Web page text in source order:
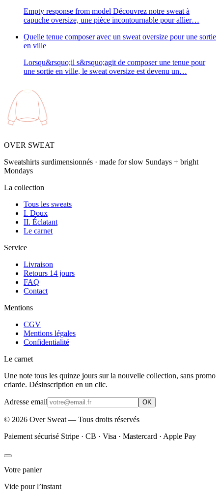
Empty response from model Découvrez notre sweat à
capuche oversize, une pièce incontournable pour allier…
Quelle tenue composer avec un sweat oversize pour une sortie
en ville
Lorsqu&rsquo;il s&rsquo;agit de composer une tenue pour
une sortie en ville, le sweat oversize est devenu un…
OVER SWEAT
Sweatshirts surdimensionnés · made for slow Sundays + bright
Mondays
La collection
Tous les sweats
I. Doux
II. Éclatant
Le carnet
Service
Livraison
Retours 14 jours
FAQ
Contact
Mentions
CGV
Mentions légales
Confidentialité
Le carnet
Une note tous les quinze jours sur la nouvelle collection, sans promo
criarde. Désinscription en un clic.
Adresse email OK
© 2026 Over Sweat — Tous droits réservés
Paiement sécurisé Stripe · CB · Visa · Mastercard · Apple Pay
Votre panier
Vide pour l’instant